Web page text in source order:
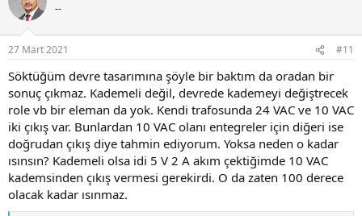
--
27 Mart 2021 #11
Söktüğüm devre tasarımına şöyle bir baktım da oradan bir
sonuç çıkmaz. Kademeli değil, devrede kademeyi değiştrecek
role vb bir eleman da yok. Kendi trafosunda 24 VAC ve 10 VAC
iki çıkış var. Bunlardan 10 VAC olanı entegreler için diğeri ise
doğrudan çıkış diye tahmin ediyorum. Yoksa neden o kadar
ısınsın? Kademeli olsa idi 5 V 2 A akım çektiğimde 10 VAC
kademsinden çıkış vermesi gerekirdi. O da zaten 100 derece
olacak kadar ısınmaz.